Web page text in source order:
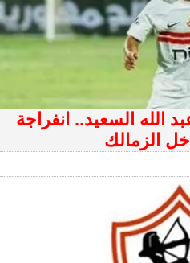
الله السعيد.. انفراجة
الزمالك